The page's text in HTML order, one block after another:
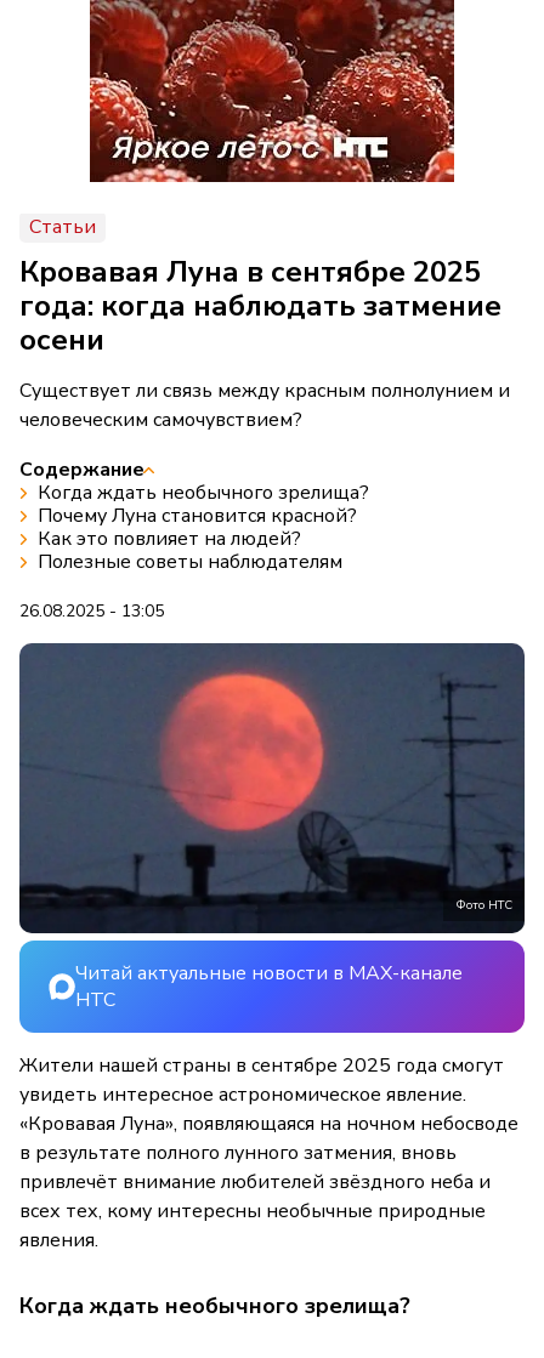
Статьи
Кровавая Луна в сентябре 2025
года: когда наблюдать затмение
осени
Существует ли связь между красным полнолунием и
человеческим самочувствием?
Содержание
Когда ждать необычного зрелища?
Почему Луна становится красной?
Как это повлияет на людей?
Полезные советы наблюдателям
26.08.2025 - 13:05
Фото НТС
Читай актуальные новости в MAX-канале
НТС
Жители нашей страны в сентябре 2025 года смогут
увидеть интересное астрономическое явление.
«Кровавая Луна», появляющаяся на ночном небосводе
в результате полного лунного затмения, вновь
привлечёт внимание любителей звёздного неба и
всех тех, кому интересны необычные природные
явления.
Когда ждать необычного зрелища?